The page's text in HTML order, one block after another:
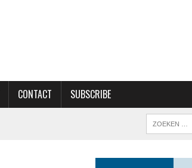
CONTACT SUBSCRIBE